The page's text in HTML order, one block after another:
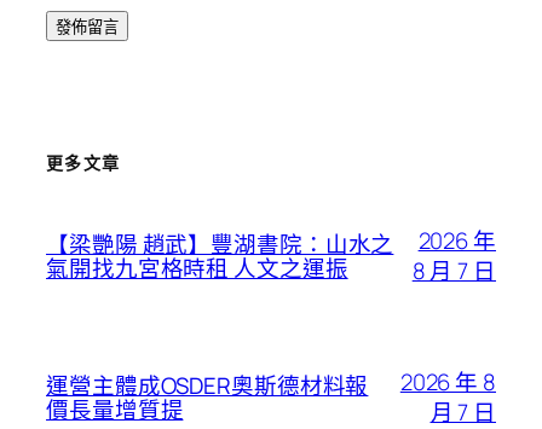
更多文章
【梁艷陽 趙武】豐湖書院：山水之
氣開找九宮格時租 人文之運振
2026 年
8 月 7 日
運營主體成OSDER奧斯德材料報
價長量增質提
2026 年 8
月 7 日